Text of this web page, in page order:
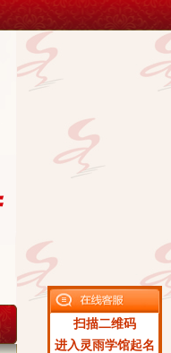
扫描二维码
进入灵雨学馆起名